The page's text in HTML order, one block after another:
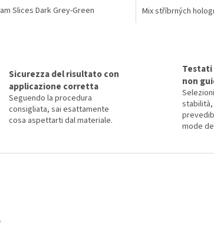
Slices Dark Grey-Green Mix stříbrných
Sicurezza del risultato con
applicazione corretta
Seguendo la procedura
consigliata, sai esattamente
cosa aspettarti dal materiale.
non
mode